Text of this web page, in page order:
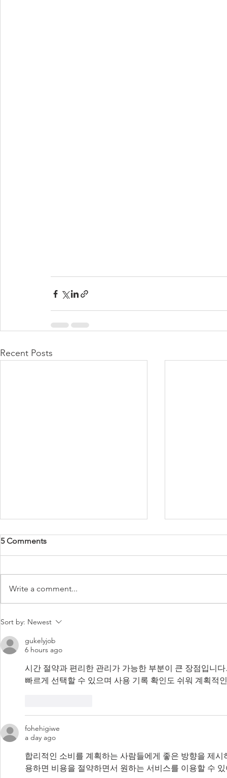
Recent Posts
2020 VIDEO
https://www.youtube.com/watch?
5 Comments
Write a comment...
Sort by: Newest
gukelyjob
6 hours ago
시간 절약과 편리한 관리가 가능한 부분이 큰 장점입니
빠르게 선택할 수 있으며 사용 기록 확인도 쉬워 계획적
fohehigiwe
a day ago
합리적인 소비를 계획하는 사람들에게 좋은 방향을 제
용하면 비용을 절약하면서 원하는 서비스를 이용할 수